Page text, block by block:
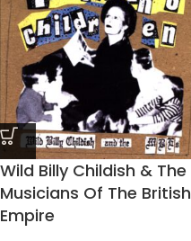
Wild Billy Childish & The
Musicians Of The British
Empire